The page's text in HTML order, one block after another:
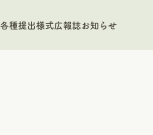
各種提出様式広報誌 お知らせ